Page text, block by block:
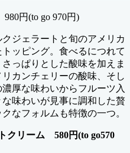
円(to go 970円)
ジェラートと旬のアメリカ
ッピング。食べるにつれて
っぱりとした酸味を加えま
カンチェリーの酸味、そし
厚な味わいからフルーツ入
味わいが見事に調和した贅
なフォルムも特徴の一つ。
クリーム 580円(to go570